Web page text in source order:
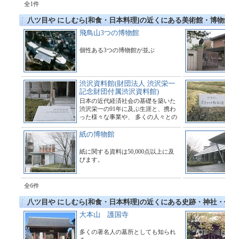
全1件
八ツ目や にしむら[和食・日本料理]の近くにある美術館・博物
飛鳥山3つの博物館
個性ある3つの博物館が並ぶ
渋沢資料館(財団法人 渋沢栄一
記念財団付属渋沢資料館)
日本の近代経済社会の基礎を築いた
渋沢栄一の91年に及ぶ生涯と、携わ
った様々な事業や、 多くの人々との
説とともに展示しています。
紙の博物館
紙に関する資料は50,000点以上に及
びます。
全6件
八ツ目や にしむら[和食・日本料理]の近くにある史跡・神社
大本山 護国寺
多くの著名人の墓所としても知られ